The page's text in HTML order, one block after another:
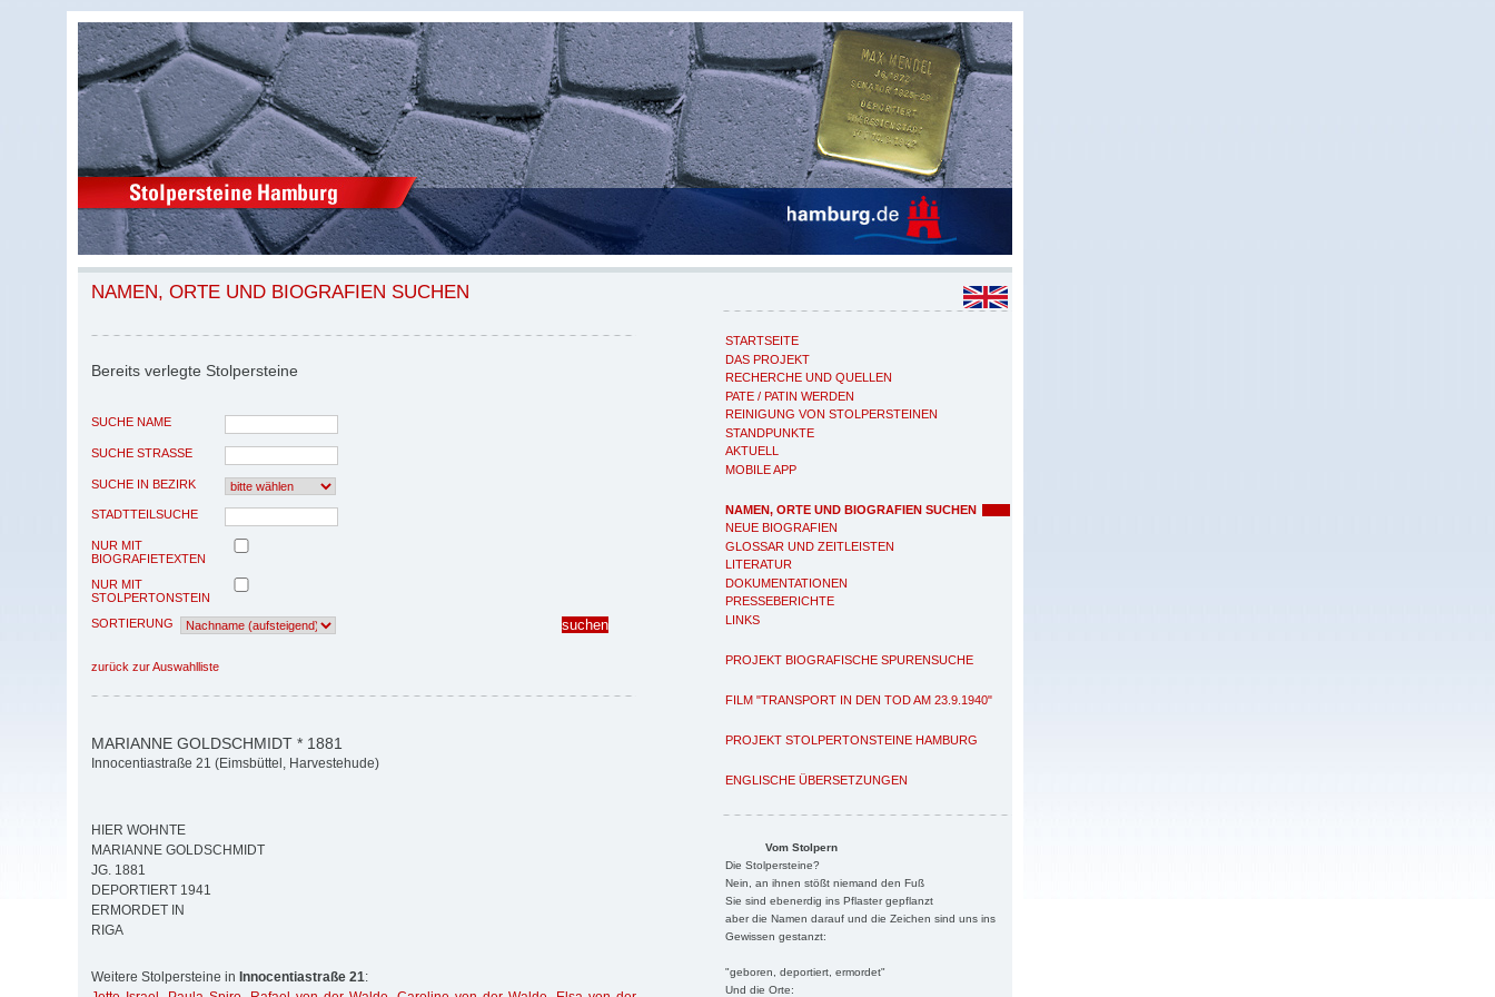
STARTSEITE
DAS PROJEKT
RECHERCHE UND QUELLEN
PATE / PATIN WERDEN
REINIGUNG VON STOLPERSTEINEN
STANDPUNKTE
AKTUELL
MOBILE APP
NAMEN, ORTE UND BIOGRAFIEN SUCHEN
NEUE BIOGRAFIEN
GLOSSAR UND ZEITLEISTEN
LITERATUR
DOKUMENTATIONEN
PRESSEBERICHTE
LINKS
PROJEKT BIOGRAFISCHE SPURENSUCHE
FILM "TRANSPORT IN DEN TOD AM 23.9.1940"
PROJEKT STOLPERTONSTEINE HAMBURG
ENGLISCHE ÜBERSETZUNGEN
Vom Stolpern
Die Stolpersteine?
Nein, an ihnen stößt niemand den Fuß
Sie sind ebenerdig ins Pflaster gepflanzt
aber die Namen darauf und die Zeichen sind uns ins
Gewissen gestanzt:
"geboren, deportiert, ermordet"
Und die Orte:
NAMEN, ORTE UND BIOGRAFIEN SUCHEN
Bereits verlegte Stolpersteine
SUCHE NAME
SUCHE STRASSE
SUCHE IN BEZIRK
STADTTEILSUCHE
NUR MIT
BIOGRAFIETEXTEN
NUR MIT
STOLPERTONSTEIN
SORTIERUNG
zurück zur Auswahlliste
MARIANNE GOLDSCHMIDT * 1881
Innocentiastraße 21 (Eimsbüttel, Harvestehude)
HIER WOHNTE
MARIANNE GOLDSCHMIDT
JG. 1881
DEPORTIERT 1941
ERMORDET IN
RIGA
Weitere Stolpersteine in Innocentiastraße 21: